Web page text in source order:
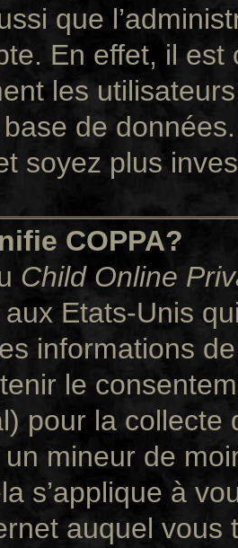
que
En effet, il
les
de
soyez plus
COPPA?
Child Online
Etats-Unis
informations
le
pour la collecte
un mineur de
s’applique à
auquel vous